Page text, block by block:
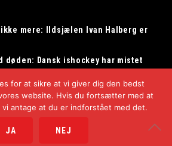
mere: Ildsjælen Ivan Halberg er
døden: Dansk ishockey har mistet
landstræner for herrelandsholdet
Copyright © 2025
for at sikre at vi giver dig den bedst
website. Hvis du fortsætter med at
antage at du er indforstået med det.
JA NEJ